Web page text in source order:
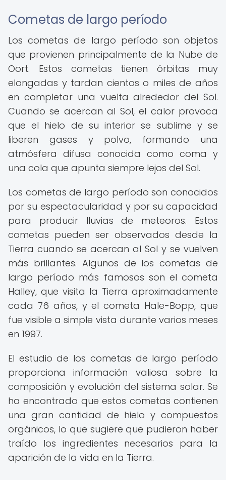
Cometas de largo período
Los cometas de largo período son objetos
que provienen principalmente de la Nube de
Oort. Estos cometas tienen órbitas muy
elongadas y tardan cientos o miles de años
en completar una vuelta alrededor del Sol.
Cuando se acercan al Sol, el calor provoca
que el hielo de su interior se sublime y se
liberen gases y polvo, formando una
atmósfera difusa conocida como coma y
una cola que apunta siempre lejos del Sol.
Los cometas de largo período son conocidos
por su espectacularidad y por su capacidad
para producir lluvias de meteoros. Estos
cometas pueden ser observados desde la
Tierra cuando se acercan al Sol y se vuelven
más brillantes. Algunos de los cometas de
largo período más famosos son el cometa
Halley, que visita la Tierra aproximadamente
cada 76 años, y el cometa Hale-Bopp, que
fue visible a simple vista durante varios meses
en 1997.
El estudio de los cometas de largo período
proporciona información valiosa sobre la
composición y evolución del sistema solar. Se
ha encontrado que estos cometas contienen
una gran cantidad de hielo y compuestos
orgánicos, lo que sugiere que pudieron haber
traído los ingredientes necesarios para la
aparición de la vida en la Tierra.